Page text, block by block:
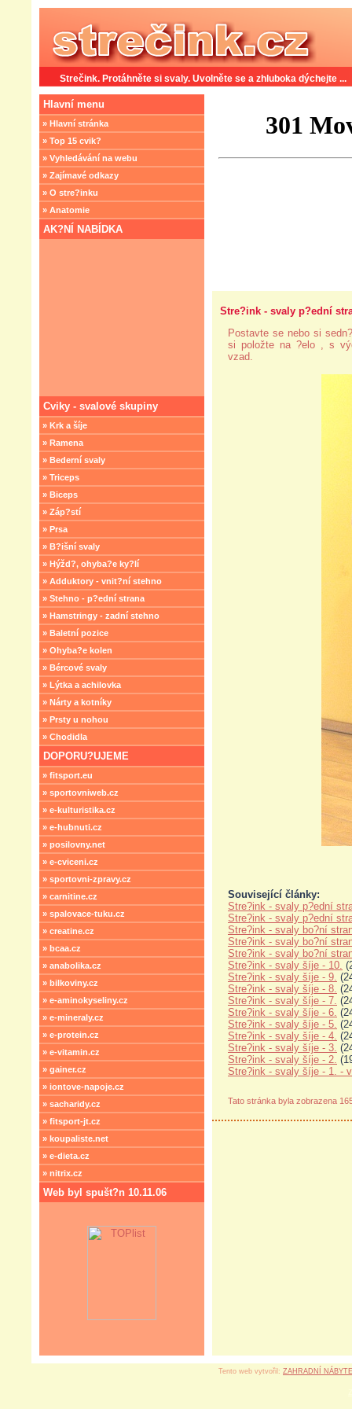
Strečink. Protáhněte si svaly. Uvolněte se a zhluboka dýchejte ...
Hlavní menu
» Hlavní stránka
» Top 15 cvik?
» Vyhledávání na webu
» Zajímavé odkazy
» O stre?inku
» Anatomie
AK?NÍ NABÍDKA
Cviky - svalové skupiny
» Krk a šíje
» Ramena
» Bederní svaly
» Triceps
» Biceps
» Záp?stí
» Prsa
» B?išní svaly
» Hýžd?, ohyba?e ky?lí
» Adduktory - vnit?ní stehno
» Stehno - p?ední strana
» Hamstringy - zadní stehno
» Baletní pozice
» Ohyba?e kolen
» Bércové svaly
» Lýtka a achilovka
» Nárty a kotníky
» Prsty u nohou
» Chodidla
DOPORU?UJEME
» fitsport.eu
» sportovniweb.cz
» e-kulturistika.cz
» e-hubnuti.cz
» posilovny.net
» e-cviceni.cz
» sportovni-zpravy.cz
» carnitine.cz
» spalovace-tuku.cz
» creatine.cz
» bcaa.cz
» anabolika.cz
» bilkoviny.cz
» e-aminokyseliny.cz
» e-mineraly.cz
» e-protein.cz
» e-vitamin.cz
» gainer.cz
» iontove-napoje.cz
» sacharidy.cz
» fitsport-jt.cz
» koupaliste.net
» e-dieta.cz
» nitrix.cz
Web byl spušt?n 10.11.06
Stre?ink - svaly p?ední
Postavte se nebo si
si položte na ?elo , s
vzad.
Související články:
Stre?ink - svaly p?ední
Stre?ink - svaly p?ední
Stre?ink - svaly bo?ní
Stre?ink - svaly bo?ní
Stre?ink - svaly bo?ní
Stre?ink - svaly šíje - 10.
Stre?ink - svaly šíje - 9.
Stre?ink - svaly šíje - 8.
Stre?ink - svaly šíje - 7.
Stre?ink - svaly šíje - 6.
Stre?ink - svaly šíje - 5.
Stre?ink - svaly šíje - 4.
Stre?ink - svaly šíje - 3.
Stre?ink - svaly šíje - 2.
Stre?ink - svaly šíje - 1. -
Tato stránka byla zobrazena
Tento web vytvořil: ZAHRADNÍ